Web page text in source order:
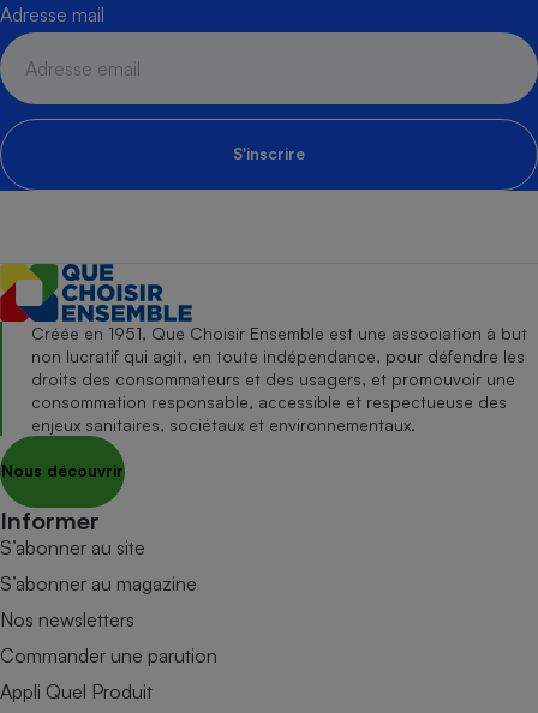
Adresse mail
S'inscrire
Créée en 1951, Que Choisir Ensemble est une association à but
non lucratif qui agit, en toute indépendance, pour défendre les
droits des consommateurs et des usagers, et promouvoir une
consommation responsable, accessible et respectueuse des
enjeux sanitaires, sociétaux et environnementaux.
Nous découvrir
Informer
S’abonner au site
S’abonner au magazine
Nos newsletters
Commander une parution
Appli Quel Produit